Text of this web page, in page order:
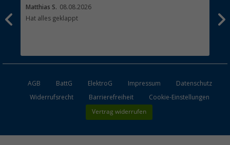
Matthias S. 08.08.2026
Hat alles geklappt
AGB BattG ElektroG Impressum
Datenschutz
Widerrufsrecht
Barrierefreiheit Cookie-Einstellungen
Vertrag widerrufen